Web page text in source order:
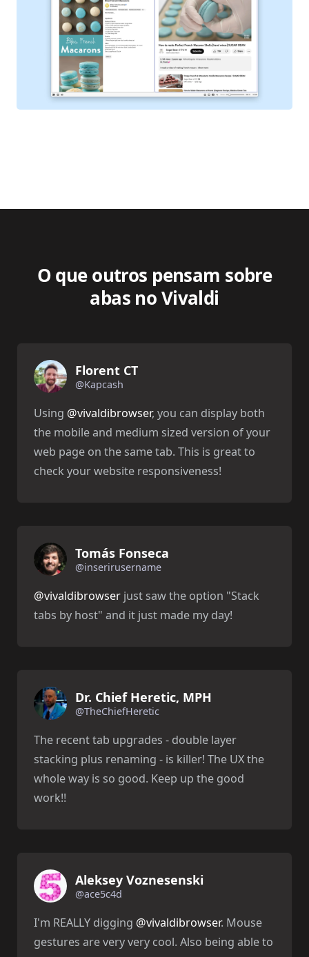
O que outros pensam sobre
abas no Vivaldi
Florent CT
@Kapcash
Using @vivaldibrowser, you can display both
the mobile and medium sized version of your
web page on the same tab. This is great to
check your website responsiveness!
Tomás Fonseca
@inserirusername
@vivaldibrowser just saw the option "Stack
tabs by host" and it just made my day!
Dr. Chief Heretic, MPH
@TheChiefHeretic
The recent tab upgrades - double layer
stacking plus renaming - is killer! The UX the
whole way is so good. Keep up the good
work!!
Aleksey Voznesenski
@ace5c4d
I'm REALLY digging @vivaldibrowser. Mouse
gestures are very very cool. Also being able to